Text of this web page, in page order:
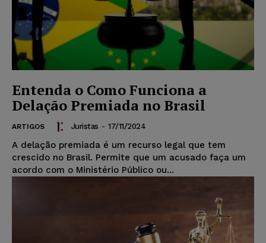
Entenda o Como Funciona a
Delação Premiada no Brasil
ARTIGOS Juristas - 17/11/2024
A delação premiada é um recurso legal que tem
crescido no Brasil. Permite que um acusado faça um
acordo com o Ministério Público ou...